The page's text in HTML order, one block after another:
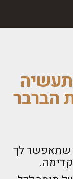
הברבר
שתאפשר לך